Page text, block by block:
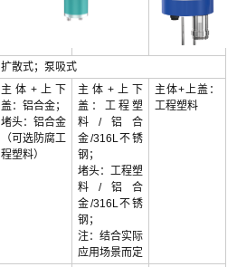
扩散式；泵吸式
主体+上下
盖：铝合金；
堵头：铝合金
（可选防腐工
程塑料）
主体+上下
盖：工程塑
料/铝合
金/316L不锈
钢；
堵头：工程塑
料/铝合
金/316L不锈
钢；
注：结合实际
应用场景而定
主体+上盖：
工程塑料